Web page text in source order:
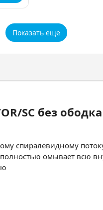
Показать еще
SC без ободка
спиралевидному
омывает всю